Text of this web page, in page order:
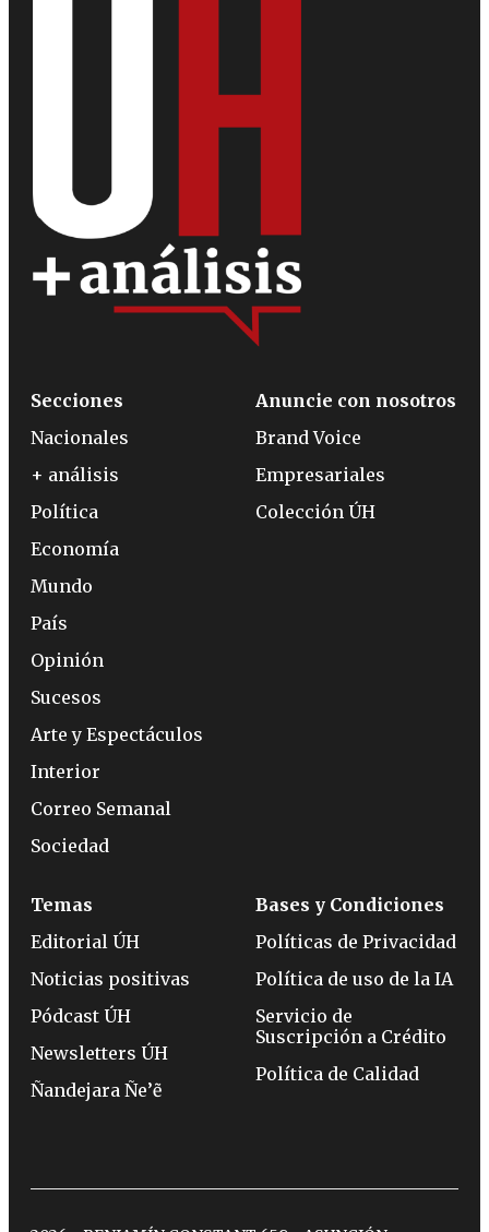
Secciones
Nacionales
+ análisis
Política
Economía
Mundo
País
Opinión
Sucesos
Arte y Espectáculos
Interior
Correo Semanal
Sociedad
Anuncie con nosotros
Brand Voice
Empresariales
Colección ÚH
Temas
Editorial ÚH
Noticias positivas
Pódcast ÚH
Newsletters ÚH
Ñandejara Ñe’ẽ
Bases y Condiciones
Políticas de Privacidad
Política de uso de la IA
Servicio de
Suscripción a Crédito
Política de Calidad